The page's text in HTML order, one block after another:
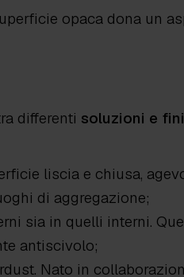
opaca dona un
differenti soluzioni e
liscia e chiusa,
di aggregazione;
sia in quelli interni.
antiscivolo;
Nato in